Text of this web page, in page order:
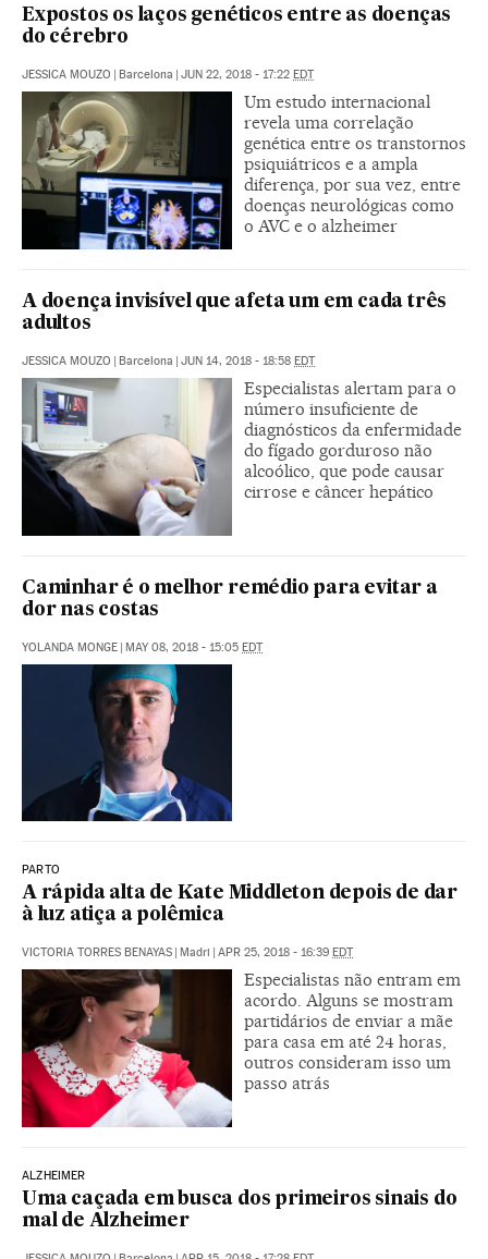
Expostos os laços genéticos entre as doenças
do cérebro
JESSICA MOUZO | Barcelona | JUN 22, 2018 - 17:22 EDT
Um estudo internacional
revela uma correlação
genética entre os transtornos
psiquiátricos e a ampla
diferença, por sua vez, entre
doenças neurológicas como
o AVC e o alzheimer
A doença invisível que afeta um em cada três
adultos
JESSICA MOUZO | Barcelona | JUN 14, 2018 - 18:58 EDT
Especialistas alertam para o
número insuficiente de
diagnósticos da enfermidade
do fígado gorduroso não
alcoólico, que pode causar
cirrose e câncer hepático
Caminhar é o melhor remédio para evitar a
dor nas costas
YOLANDA MONGE | MAY 08, 2018 - 15:05 EDT
PARTO
A rápida alta de Kate Middleton depois de dar
à luz atiça a polêmica
VICTORIA TORRES BENAYAS Madri APR 25, 2018 - 16:39 EDT
Especialistas não entram em
acordo. Alguns se mostram
partidários de enviar a mãe
para casa em até 24 horas,
outros consideram isso um
passo atrás
ALZHEIMER
Uma caçada em busca dos primeiros sinais do
mal de Alzheimer